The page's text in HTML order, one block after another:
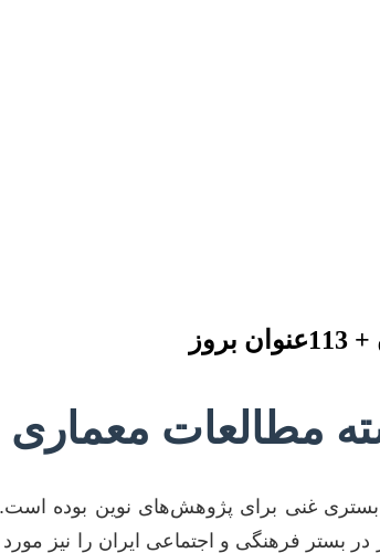
معماری ایران +
غنی برای پژوهش‌های نوین بوده
بستر فرهنگی و اجتماعی ایران را نیز